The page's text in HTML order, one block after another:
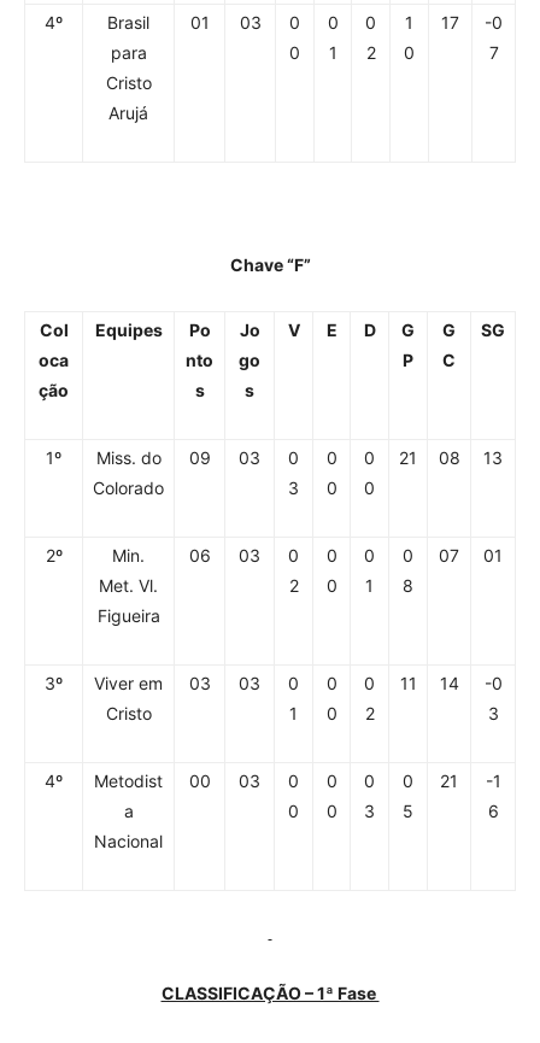
4º
Brasil
para
Cristo
Arujá
01 03
0
0
0
1
0
2
1
0
17
-0
7
Chave “F”
Col
oca
ção
Equipes
Po
nto
s
Jo
go
s
V E D
G
P
G
C
SG
1º
Miss. do
Colorado
09 03
0
3
0
0
0
0
21 08 13
2º
Min.
Met. Vl.
Figueira
06 03
0
2
0
0
0
1
0
8
07 01
3º
Viver em
Cristo
03 03
0
1
0
0
0
2
11 14
-0
3
4º
Metodist
a
Nacional
00 03
0
0
0
0
0
3
0
5
21
-1
6
CLASSIFICAÇÃO – 1ª Fase